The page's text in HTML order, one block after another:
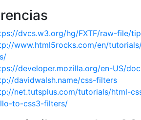
dvcs.w3.org/hg/FXTF/raw-file/
www.html5rocks.com/en/
developer.mozilla.org/en-US/
davidwalsh.name/css-filters
net.tutsplus.com/tutorials/html-
to-css3-filters/